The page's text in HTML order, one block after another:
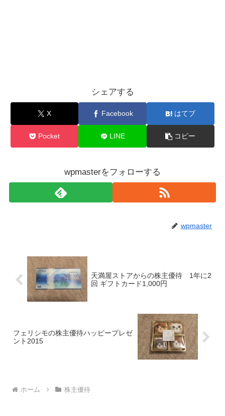
シェアする
X Facebook はてブ
Pocket LINE コピー
wpmasterをフォローする
wpmaster
天満屋ストアからの株主優待 1年に2
回 ギフトカード1,000円
フェリシモの株主優待ハッピープレゼ
ント2015
ホーム 株主優待